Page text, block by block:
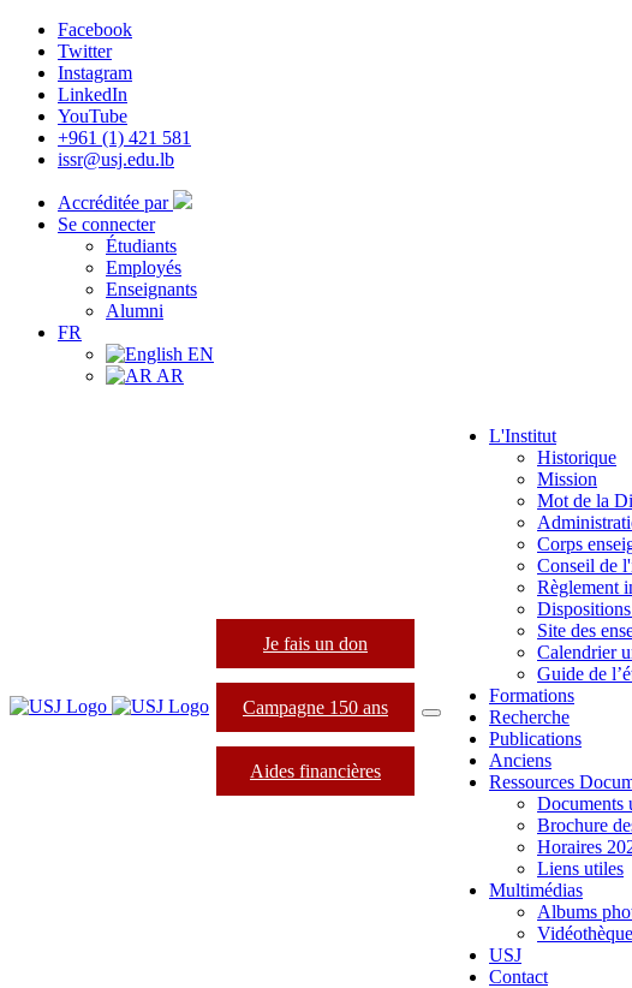
Facebook
Twitter
Instagram
LinkedIn
YouTube
+961 (1) 421 581
issr@usj.edu.lb
Accréditée par
Se connecter
Étudiants
Employés
Enseignants
Alumni
FR
EN
AR
Je fais un don
Campagne 150 ans
Aides financières
L'Institut
Historique
Mission
Mot de la
Corps
Conseil de
Règlement
Site des
Calendrier
Guide de
Formations
Recherche
Publications
Anciens
Ressources
Documents
Brochure
Horaires
Liens utiles
Multimédias
Albums
Vidéothèque
USJ
Contact